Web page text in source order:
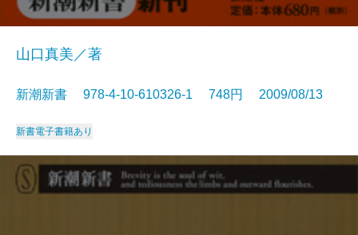
山口真美／著
新潮新書 978-4-10-610326-1 748円 2009/08/13
新書電子書籍あり